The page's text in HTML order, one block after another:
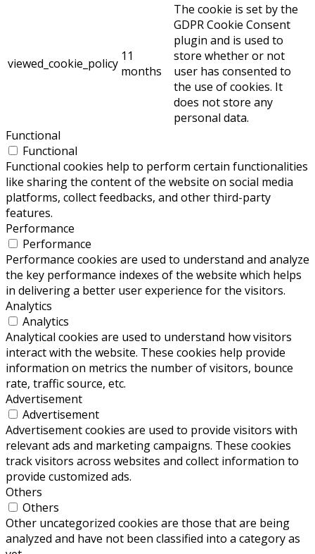
viewed_cookie_policy 11
months
The cookie is set by the
GDPR Cookie Consent
plugin and is used to
store whether or not
user has consented to
the use of cookies. It
does not store any
personal data.
Functional
Functional
Functional cookies help to perform certain functionalities
like sharing the content of the website on social media
platforms, collect feedbacks, and other third-party
features.
Performance
Performance
Performance cookies are used to understand and analyze
the key performance indexes of the website which helps
in delivering a better user experience for the visitors.
Analytics
Analytics
Analytical cookies are used to understand how visitors
interact with the website. These cookies help provide
information on metrics the number of visitors, bounce
rate, traffic source, etc.
Advertisement
Advertisement
Advertisement cookies are used to provide visitors with
relevant ads and marketing campaigns. These cookies
track visitors across websites and collect information to
provide customized ads.
Others
Others
Other uncategorized cookies are those that are being
analyzed and have not been classified into a category as